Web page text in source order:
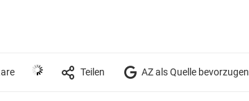
Teilen AZ als Quelle bevorzugen